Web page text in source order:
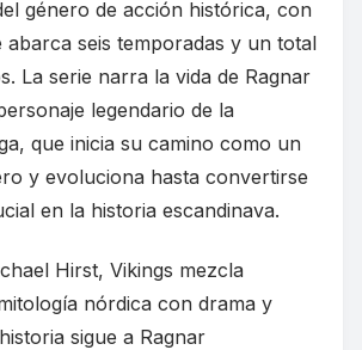
género de acción histórica, con
abarca seis temporadas y un total
La serie narra la vida de Ragnar
legendario de la
que inicia su camino como un
y evoluciona hasta convertirse
en la historia escandinava.
Hirst, Vikings mezcla
nórdica con drama y
sigue a Ragnar